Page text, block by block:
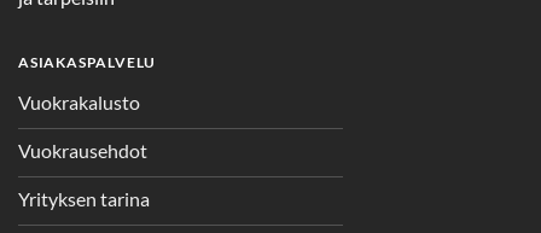
ASIAKASPALVELU
Vuokrakalusto
Vuokrausehdot
Yrityksen tarina